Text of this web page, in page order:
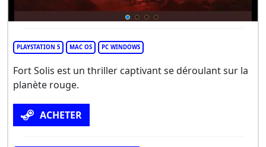
PLAYSTATION 5 MAC OS PC WINDOWS
Fort Solis est un thriller captivant se déroulant sur la
planète rouge.
ACHETER